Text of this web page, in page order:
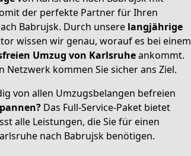
der perfekte Partner für Ihren
Babrujsk. Durch unsere langjährige
wissen wir genau, worauf es bei einem
Umzug von Karlsruheankommt.
Netzwerk kommen Sie sicher ans Ziel.
von allen Umzugsbelangen befreien
Das Full-Service-Paket bietet
alle Leistungen, die Sie für einen
nach Babrujsk benötigen.